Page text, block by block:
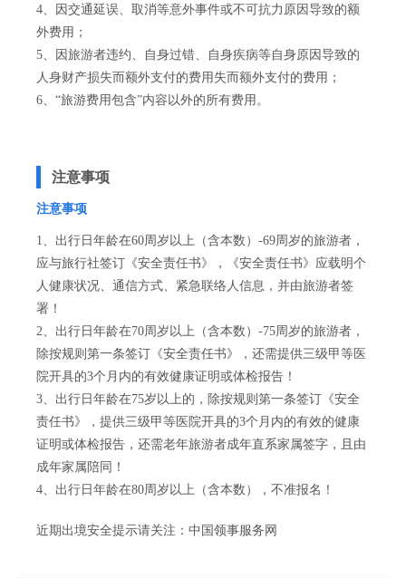
4、因交通延误、取消等意外事件或不可抗力原因导致的额
外费用；
5、因旅游者违约、自身过错、自身疾病等自身原因导致的
人身财产损失而额外支付的费用失而额外支付的费用；
6、“旅游费用包含”内容以外的所有费用。
注意事项
注意事项
1、出行日年龄在60周岁以上（含本数）-69周岁的旅游者，
应与旅行社签订《安全责任书》，《安全责任书》应载明个
人健康状况、通信方式、紧急联络人信息，并由旅游者签
署！
2、出行日年龄在70周岁以上（含本数）-75周岁的旅游者，
除按规则第一条签订《安全责任书》，还需提供三级甲等医
院开具的3个月内的有效健康证明或体检报告！
3、出行日年龄在75岁以上的，除按规则第一条签订《安全
责任书》，提供三级甲等医院开具的3个月内的有效的健康
证明或体检报告，还需老年旅游者成年直系家属签字，且由
成年家属陪同！
4、出行日年龄在80周岁以上（含本数），不准报名！
近期出境安全提示请关注： 中国领事服务网